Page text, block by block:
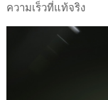
ความเร็วที่แท้จริง